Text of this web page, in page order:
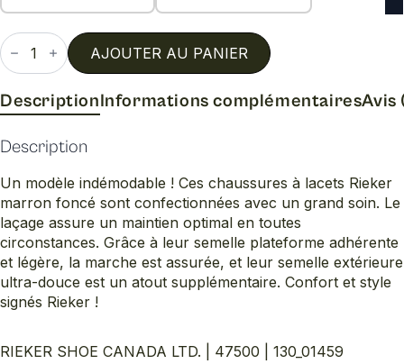
quantité
de
47500
AJOUTER AU PANIER
DescriptionInformations complémentairesAvis
Description
Un modèle indémodable ! Ces chaussures à lacets Rieker
marron foncé sont confectionnées avec un grand soin. Le
laçage assure un maintien optimal en toutes
circonstances. Grâce à leur semelle plateforme adhérente
et légère, la marche est assurée, et leur semelle extérieure
ultra-douce est un atout supplémentaire. Confort et style
signés Rieker !
RIEKER SHOE CANADA LTD. | 47500 | 130_01459